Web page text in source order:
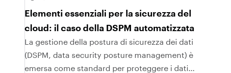
Elementi essenziali per la sicurezza del
cloud: il caso della DSPM automatizzata
La gestione della postura di sicurezza dei dati
(DSPM, data security posture management) è
emersa come standard per proteggere i dati